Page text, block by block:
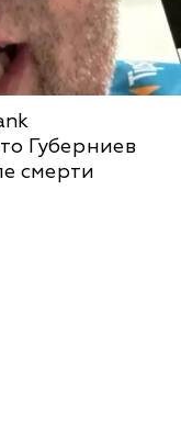
Губерниев
смерти